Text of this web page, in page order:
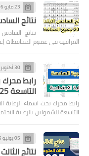
23 مايو 2026
نتائج السادس
العراقية في عموم المحافظات
30 أكتوبر 2023
رابط محرك
التاسعة 2025
التاسعة للشمولين بالرعاية
05 يونيو 2025
نتائج الثالث